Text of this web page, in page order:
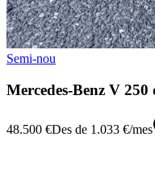
Semi-nou
Mercedes-Benz V 250
48.500 €Des de 1.033 €/mes